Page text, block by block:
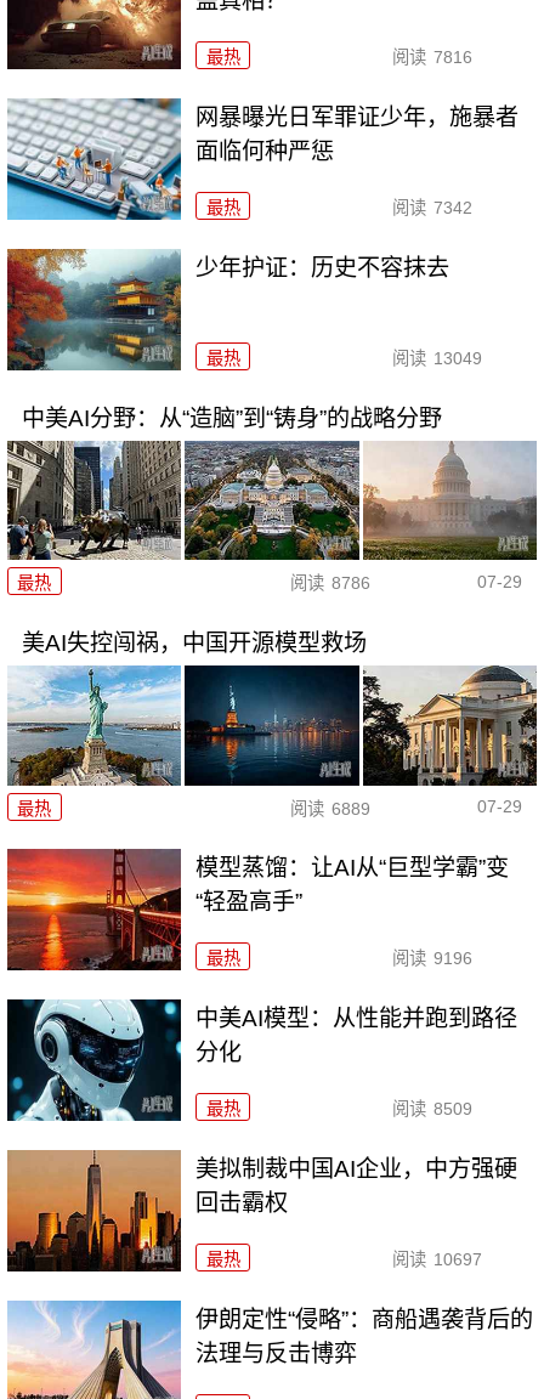
最热 阅读 7816
网暴曝光日军罪证少年，施暴者
面临何种严惩
最热 阅读 7342
少年护证：历史不容抹去
最热 阅读 13049
中美AI分野：从“造脑”到“铸身”的战略分野
最热 阅读 8786 07-29
美AI失控闯祸，中国开源模型救场
最热 阅读 6889 07-29
模型蒸馏：让AI从“巨型学霸”变
“轻盈高手”
最热 阅读 9196
中美AI模型：从性能并跑到路径
分化
最热 阅读 8509
美拟制裁中国AI企业，中方强硬
回击霸权
最热 阅读 10697
伊朗定性“侵略”：商船遇袭背后的
法理与反击博弈